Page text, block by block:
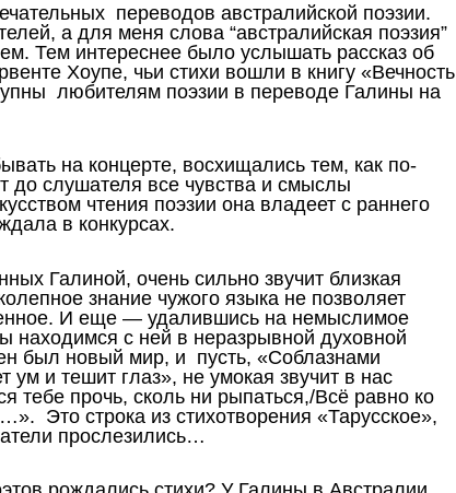
переводов австралийской поэзии.
а для меня слова “австралийская поэзия”
Тем интереснее было услышать рассказ об
Хоупе, чьи стихи вошли в книгу «Вечность
любителям поэзии в переводе Галины на
на концерте, восхищались тем, как по-
до слушателя все чувства и смыслы
чтения поэзии она владеет с раннего
в конкурсах.
Галиной, очень сильно звучит близкая
знание чужого языка не позволяет
И еще — удалившись на немыслимое
находимся с ней в неразрывной духовной
был новый мир, и пусть, «Соблазнами
ум и тешит глаз», не умокая звучит в нас
тебе прочь, сколь ни рыпаться,/Всё равно ко
Это строка из стихотворения «Тарусское»,
прослезились…